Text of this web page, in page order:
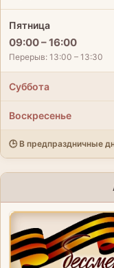
Пятница
09:00 – 16:00
Перерыв: 13:00 – 13:30
Суббота
Воскресенье
🕒 В предпраздничные